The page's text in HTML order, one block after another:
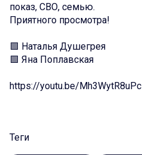
показ, СВО, семью.
Приятного просмотра!
🟩 Наталья Душегрея
🟩 Яна Поплавская
https://youtu.be/Mh3WytR8uPc
Теги